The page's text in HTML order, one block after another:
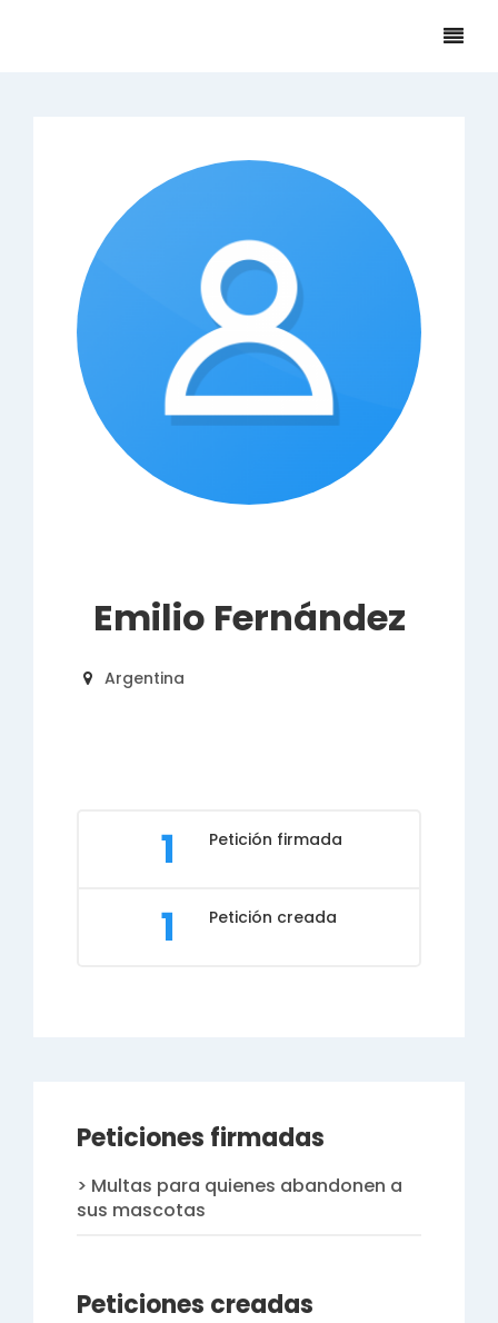
Emilio Fernández
Argentina
1 Petición firmada
1 Petición creada
Peticiones firmadas
Multas para quienes abandonen a
sus mascotas
Peticiones creadas